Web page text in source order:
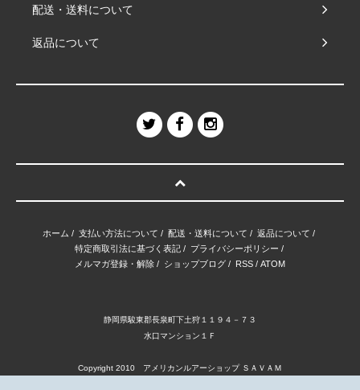
配送・送料について
返品について
ホーム / 支払い方法について / 配送・送料について / 返品について /
特定商取引法に基づく表記/ プライバシーポリシー /
メルマガ登録・解除 / ショップブログ / RSS / ATOM
静岡県駿東郡長泉町下土狩１１９４－７３
水口マンション１Ｆ
Copyright 2010 アメリカンルアーショップ ＳＡＶＡＭ